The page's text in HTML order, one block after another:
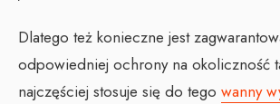
Dlatego też konieczne jest
odpowiedniej ochrony na okoliczność
najczęściej stosuje się do tego wanny